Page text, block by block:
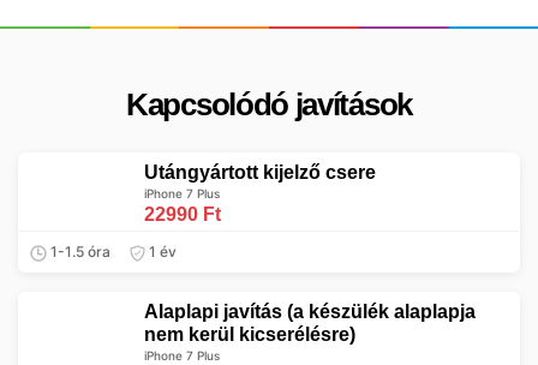
Kapcsolódó javítások
Utángyártott kijelző csere
iPhone 7 Plus
22990 Ft
1-1.5 óra 1 év
Alaplapi javítás (a készülék alaplapja
nem kerül kicserélésre)
iPhone 7 Plus